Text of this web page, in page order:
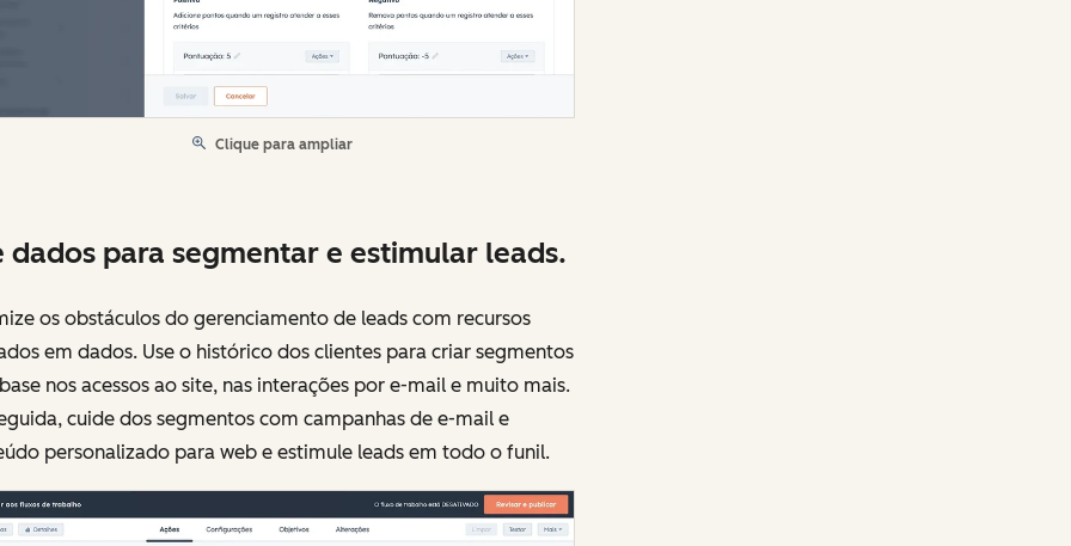
Clique para ampliar
dados para segmentar e estimular leads.
os obstáculos do gerenciamento de leads com recursos
em dados. Use o histórico dos clientes para criar segmentos
nos acessos ao site, nas interações por e-mail e muito mais.
cuide dos segmentos com campanhas de e-mail e
personalizado para web e estimule leads em todo o funil.